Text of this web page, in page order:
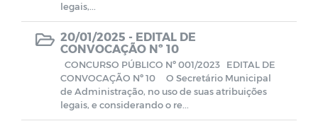
legais,...
20/01/2025 - EDITAL DE
CONVOCAÇÃO Nº 10
CONCURSO PÚBLICO Nº 001/2023 EDITAL DE
CONVOCAÇÃO Nº 10 O Secretário Municipal
de Administração, no uso de suas atribuições
legais, e considerando o re...